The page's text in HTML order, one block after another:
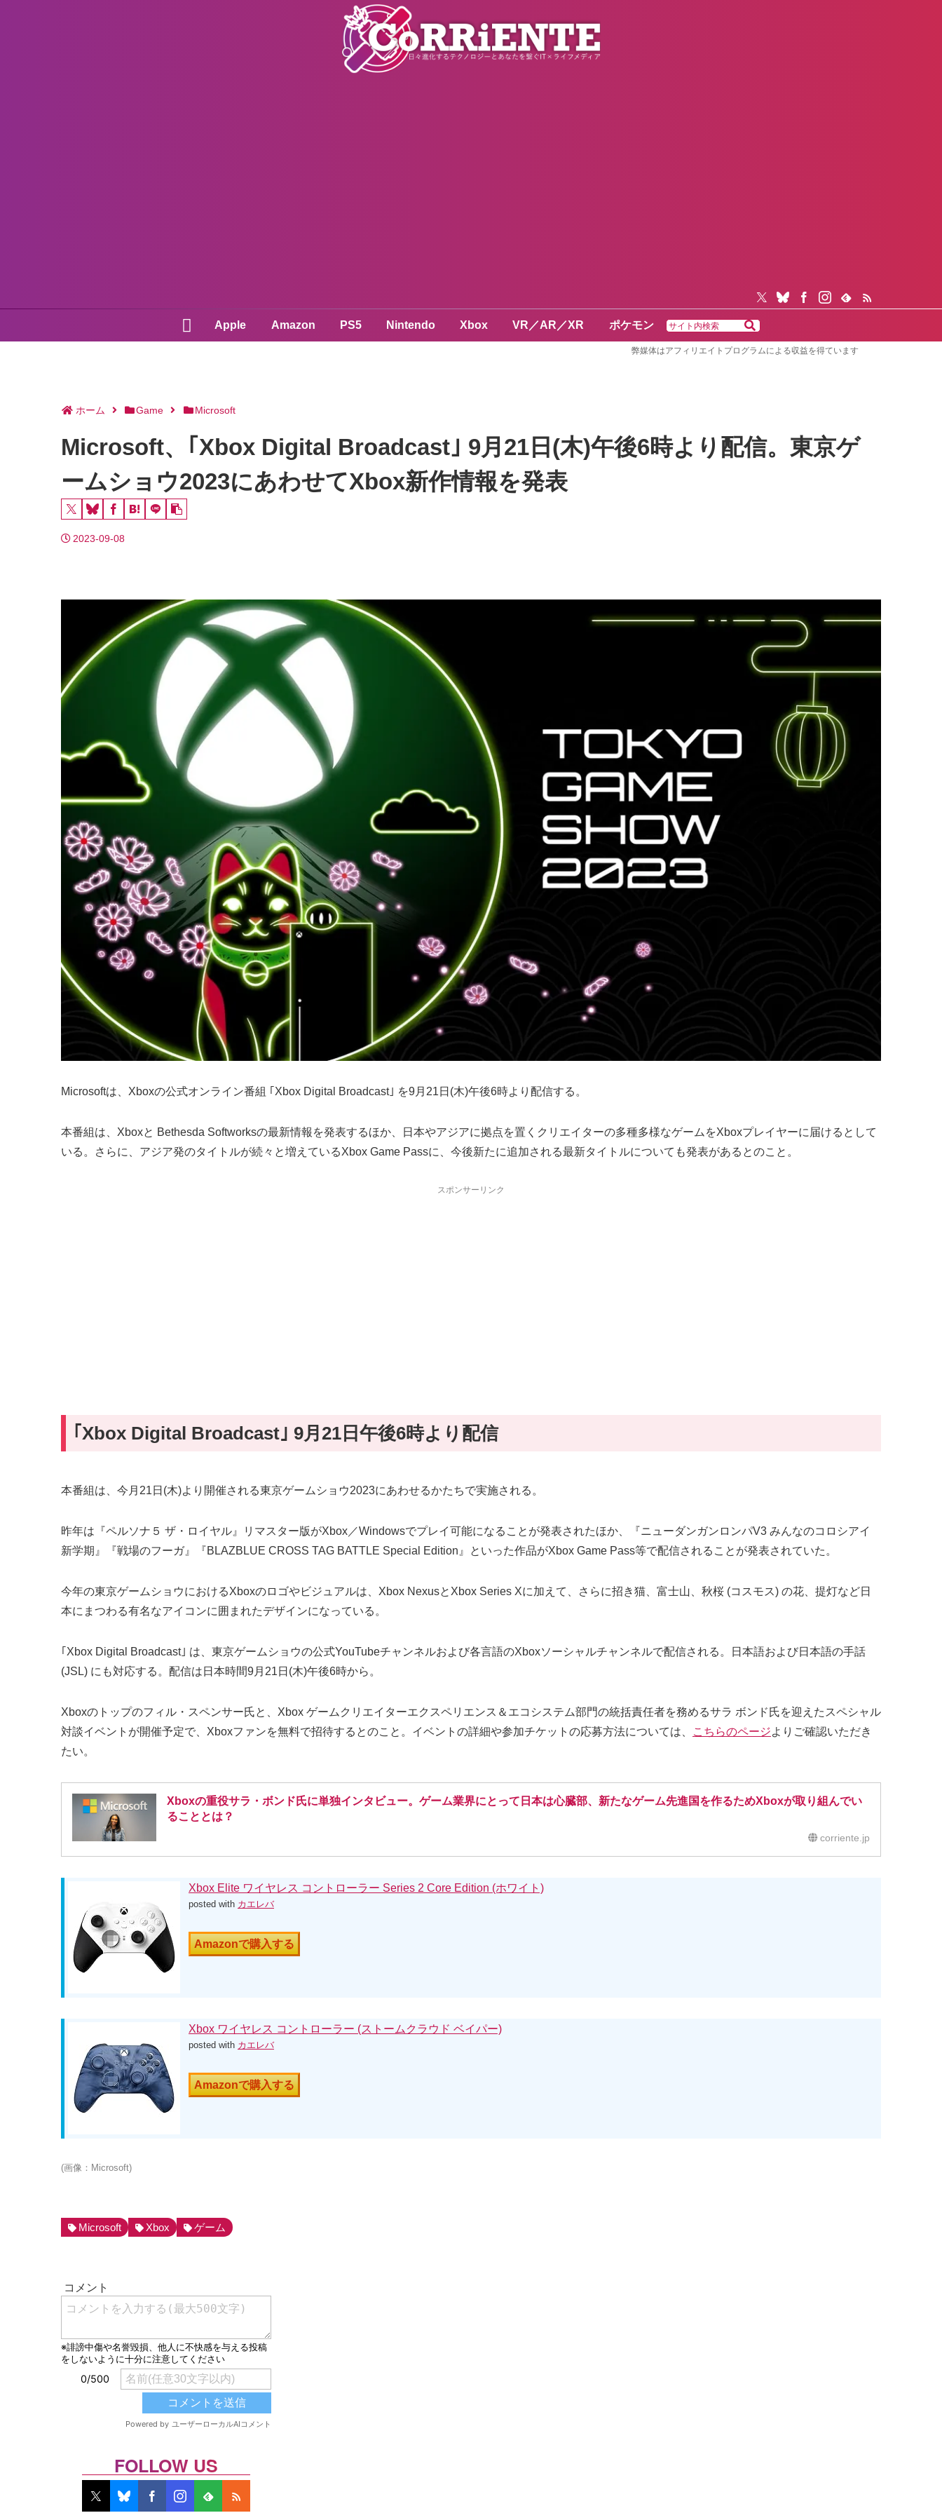
Apple Amazon PS5 Nintendo Xbox VR／AR／XR ポケモン
弊媒体はアフィリエイトプログラムによる収益を得ています
ホーム Game Microsoft
Microsoft、｢Xbox Digital Broadcast｣ 9月21日(木)午後6時より配信。東京ゲ
ームショウ2023にあわせてXbox新作情報を発表
2023-09-08
Microsoftは、Xboxの公式オンライン番組 ｢Xbox Digital Broadcast｣ を9月21日(木)午後6時より配信する。
本番組は、Xboxと Bethesda Softworksの最新情報を発表するほか、日本やアジアに拠点を置くクリエイターの多種多様なゲームをXboxプレイヤーに届けるとして
いる。さらに、アジア発のタイトルが続々と増えているXbox Game Passに、今後新たに追加される最新タイトルについても発表があるとのこと。
スポンサーリンク
｢Xbox Digital Broadcast｣ 9月21日午後6時より配信
本番組は、今月21日(木)より開催される東京ゲームショウ2023にあわせるかたちで実施される。
昨年は『ペルソナ５ ザ・ロイヤル』リマスター版がXbox／Windowsでプレイ可能になることが発表されたほか、『ニューダンガンロンパV3 みんなのコロシアイ
新学期』『戦場のフーガ』『BLAZBLUE CROSS TAG BATTLE Special Edition』といった作品がXbox Game Pass等で配信されることが発表されていた。
今年の東京ゲームショウにおけるXboxのロゴやビジュアルは、Xbox NexusとXbox Series Xに加えて、さらに招き猫、富士山、秋桜 (コスモス) の花、提灯など日
本にまつわる有名なアイコンに囲まれたデザインになっている。
｢Xbox Digital Broadcast｣ は、東京ゲームショウの公式YouTubeチャンネルおよび各言語のXboxソーシャルチャンネルで配信される。日本語および日本語の手話
(JSL) にも対応する。配信は日本時間9月21日(木)午後6時から。
Xboxのトップのフィル・スペンサー氏と、Xbox ゲームクリエイターエクスペリエンス＆エコシステム部門の統括責任者を務めるサラ ボンド氏を迎えたスペシャル
対談イベントが開催予定で、Xboxファンを無料で招待するとのこと。イベントの詳細や参加チケットの応募方法については、
こちらのページよりご確認いただき
たい。
Xboxの重役サラ・ボンド氏に単独インタビュー。ゲーム業界にとって日本は心臓部、新たなゲーム先進国を作るためXboxが取り組んでい
ることとは？
corriente.jp
Xbox Elite ワイヤレス コントローラー Series 2 Core Edition (ホワイト)
posted with カエレバ
Amazonで購入する
Xbox ワイヤレス コントローラー (ストームクラウド ベイパー)
posted with カエレバ
Amazonで購入する
(画像：Microsoft)
Microsoft Xbox ゲーム
FOLLOW US